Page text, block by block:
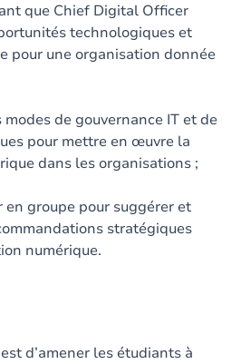
que Chief Digital Officer
technologiques et
pour une organisation donnée
de gouvernance IT et de
pour mettre en œuvre la
dans les organisations ;
groupe pour suggérer et
stratégiques
numérique.
d’amener les étudiants à